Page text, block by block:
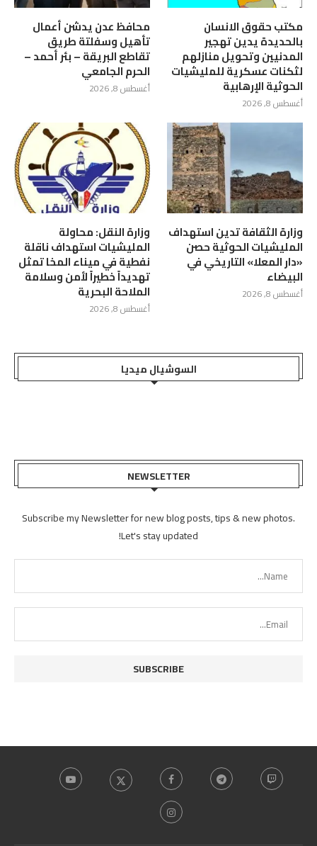
مكتب حقوق الانسان
بالحديدة يدين تهجير
المدنيين وتحويل منازلهم
لثكنات عسكرية للمليشيات
الحوثية الإرهابية
أغسطس 8, 2026
محافظ عدن يدشن أعمال
تأهيل وسفلتة طريق
تقاطع البريقة – بئر أحمد –
الحرم الجامعي
أغسطس 8, 2026
وزارة الثقافة تدين استهداف
المليشيات الحوثية حصن
«دار المعلا» التاريخي في
البيضاء
أغسطس 8, 2026
وزارة النقل: محاولة
المليشيات استهداف ناقلة
نفطية في ميناء المخا تمثل
تهديداً خطيراً لأمن وسلامة
الملاحة البحرية
أغسطس 8, 2026
السوشيال ميديا
NEWSLETTER
Subscribe my Newsletter for new blog posts, tips & new photos.
Let's stay updated!